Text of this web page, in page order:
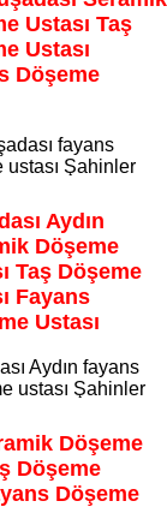
Ustası Taş
Ustası
Döşeme
fayans
ustası Şahinler
gibi işleyen
özel hizmet
Aydın
Döşeme
Taş Döşeme
Fayans
Ustası
Aydın fayans
ustası Şahinler
gibi işleyen
özel hizmet
Döşeme
Döşeme
Döşeme